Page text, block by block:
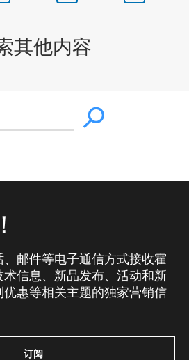
其他内容
邮件等电子通信方式接收霍
术信息、新品发布、活动和新
惠等相关主题的独家营销信
订阅